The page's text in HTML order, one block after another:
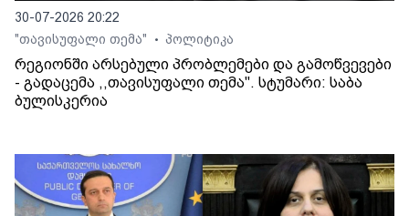
30-07-2026 20:22
"თავისუფალი თემა"
• პოლიტიკა
რეგიონში არსებული პრობლემები და გამოწვევები
- გადაცემა ,,თავისუფალი თემა". სტუმარი: საბა
ბულისკერია